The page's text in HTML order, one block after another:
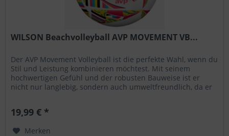
WILSON Beachvolleyball AVP MOVEMENT VB...
Der AVP Movement Volleyball ist die perfekte Wahl, wenn du
Stil und Leistung kombinieren möchtest. Mit seinem
hochwertigen Gefühl und der robusten Bauweise ist er
nicht nur langlebig, sondern auch umweltfreundlich, da er
19,99 € *
Merken